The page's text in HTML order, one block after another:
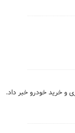
و خرید خودرو خبر داد.